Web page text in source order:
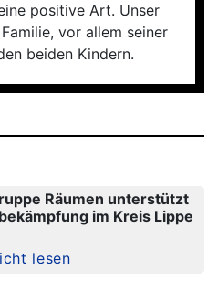
positive Art. Unser
vor allem seiner
beiden Kindern.
Räumen unterstützt
im Kreis Lippe
lesen